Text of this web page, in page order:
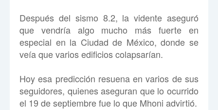
Después del sismo 8.2, la vidente aseguró
que vendría algo mucho más fuerte en
especial en la Ciudad de México, donde se
veía que varios edificios colapsarían.
Hoy esa predicción resuena en varios de sus
seguidores, quienes aseguran que lo ocurrido
el 19 de septiembre fue lo que Mhoni advirtió.